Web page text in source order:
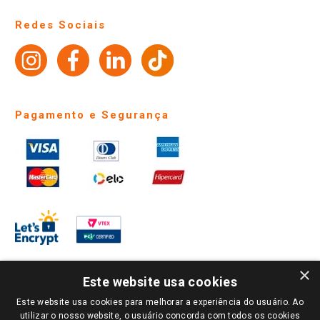
Perguntas frequentes
Identidade Visual
Redes Sociais
Pagamento e Segurança
PARA VER OS PREÇOS DA SUA REGIÃO, FAÇA LOGIN E SELECIONE A LOJA DE
×
Este website usa cookies
Este website usa cookies para melhorar a experiência do usuário. Ao
utilizar o nosso website, o usuário concorda com todos os cookies